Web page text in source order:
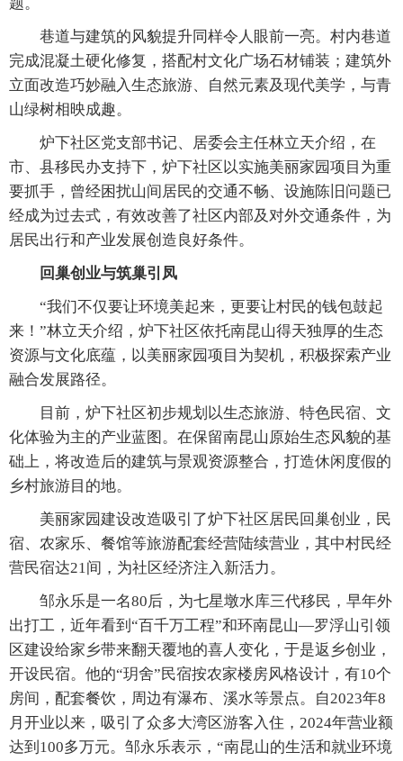
巷道与建筑的风貌提升同样令人眼前一亮。村内巷道
完成混凝土硬化修复，搭配村文化广场石材铺装；建筑外
立面改造巧妙融入生态旅游、自然元素及现代美学，与青
山绿树相映成趣。
炉下社区党支部书记、居委会主任林立天介绍，在
市、县移民办支持下，炉下社区以实施美丽家园项目为重
要抓手，曾经困扰山间居民的交通不畅、设施陈旧问题已
经成为过去式，有效改善了社区内部及对外交通条件，为
居民出行和产业发展创造良好条件。
回巢创业与筑巢引凤
“我们不仅要让环境美起来，更要让村民的钱包鼓起
来！”林立天介绍，炉下社区依托南昆山得天独厚的生态
资源与文化底蕴，以美丽家园项目为契机，积极探索产业
融合发展路径。
目前，炉下社区初步规划以生态旅游、特色民宿、文
化体验为主的产业蓝图。在保留南昆山原始生态风貌的基
础上，将改造后的建筑与景观资源整合，打造休闲度假的
乡村旅游目的地。
美丽家园建设改造吸引了炉下社区居民回巢创业，民
宿、农家乐、餐馆等旅游配套经营陆续营业，其中村民经
营民宿达21间，为社区经济注入新活力。
邹永乐是一名80后，为七星墩水库三代移民，早年外
出打工，近年看到“百千万工程”和环南昆山—罗浮山引领
区建设给家乡带来翻天覆地的喜人变化，于是返乡创业，
开设民宿。他的“玥舍”民宿按农家楼房风格设计，有10个
房间，配套餐饮，周边有瀑布、溪水等景点。自2023年8
月开业以来，吸引了众多大湾区游客入住，2024年营业额
达到100多万元。邹永乐表示，“南昆山的生活和就业环境